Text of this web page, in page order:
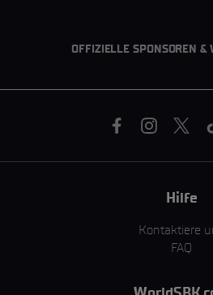
OFFIZIELLE SPONSOREN &
Hilfe
Kontaktiere
FAQ